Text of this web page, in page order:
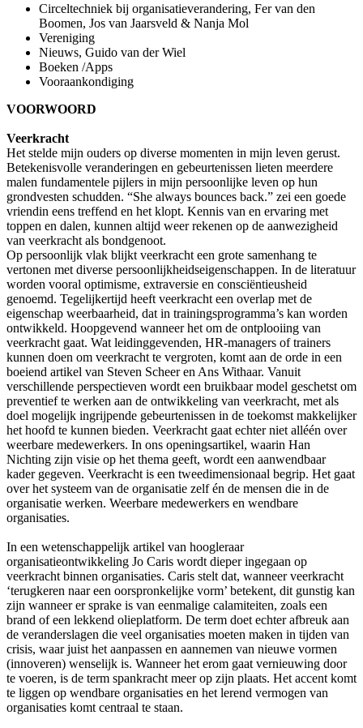
Circeltechniek bij organisatieverandering, Fer van den
Boomen, Jos van Jaarsveld & Nanja Mol
Vereniging
Nieuws, Guido van der Wiel
Boeken /Apps
Vooraankondiging
VOORWOORD
Veerkracht
Het stelde mijn ouders op diverse momenten in mijn leven gerust.
Betekenisvolle veranderingen en gebeurtenissen lieten meerdere
malen fundamentele pijlers in mijn persoonlijke leven op hun
grondvesten schudden. “She always bounces back.” zei een goede
vriendin eens treffend en het klopt. Kennis van en ervaring met
toppen en dalen, kunnen altijd weer rekenen op de aanwezigheid
van veerkracht als bondgenoot.
Op persoonlijk vlak blijkt veerkracht een grote samenhang te
vertonen met diverse persoonlijkheidseigenschappen. In de literatuur
worden vooral optimisme, extraversie en consciëntieusheid
genoemd. Tegelijkertijd heeft veerkracht een overlap met de
eigenschap weerbaarheid, dat in trainingsprogramma’s kan worden
ontwikkeld. Hoopgevend wanneer het om de ontplooiing van
veerkracht gaat. Wat leidinggevenden, HR-managers of trainers
kunnen doen om veerkracht te vergroten, komt aan de orde in een
boeiend artikel van Steven Scheer en Ans Withaar. Vanuit
verschillende perspectieven wordt een bruikbaar model geschetst om
preventief te werken aan de ontwikkeling van veerkracht, met als
doel mogelijk ingrijpende gebeurtenissen in de toekomst makkelijker
het hoofd te kunnen bieden. Veerkracht gaat echter niet alléén over
weerbare medewerkers. In ons openingsartikel, waarin Han
Nichting zijn visie op het thema geeft, wordt een aanwendbaar
kader gegeven. Veerkracht is een tweedimensionaal begrip. Het gaat
over het systeem van de organisatie zelf én de mensen die in de
organisatie werken. Weerbare medewerkers en wendbare
organisaties.
In een wetenschappelijk artikel van hoogleraar
organisatieontwikkeling Jo Caris wordt dieper ingegaan op
veerkracht binnen organisaties. Caris stelt dat, wanneer veerkracht
‘terugkeren naar een oorspronkelijke vorm’ betekent, dit gunstig kan
zijn wanneer er sprake is van eenmalige calamiteiten, zoals een
brand of een lekkend olieplatform. De term doet echter afbreuk aan
de veranderslagen die veel organisaties moeten maken in tijden van
crisis, waar juist het aanpassen en aannemen van nieuwe vormen
(innoveren) wenselijk is. Wanneer het erom gaat vernieuwing door
te voeren, is de term spankracht meer op zijn plaats. Het accent komt
te liggen op wendbare organisaties en het lerend vermogen van
organisaties komt centraal te staan.